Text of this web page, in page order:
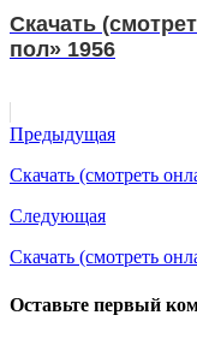
Скачать
пол» 1956
Предыдущая
Скачать (смотреть
Следующая
Скачать (смотреть
Оставьте первый